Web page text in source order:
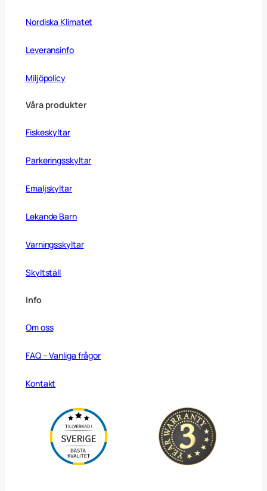
Nordiska Klimatet
Leveransinfo
Miljöpolicy
Våra produkter
Fiskeskyltar
Parkeringsskyltar
Emaljskyltar
Lekande Barn
Varningsskyltar
Skyltställ
Info
Om oss
FAQ – Vanliga frågor
Kontakt